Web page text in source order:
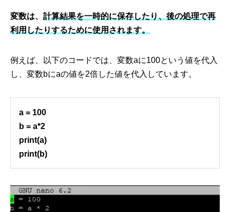
変数は、 計算結果を一時的に保存したり、後の処理で再
利用したりするために使用されます。
例えば、以下のコードでは、変数aに100という値を代入
し、変数bにaの値を2倍した値を代入しています。
a = 100
b = a*2
print(a)
print(b)